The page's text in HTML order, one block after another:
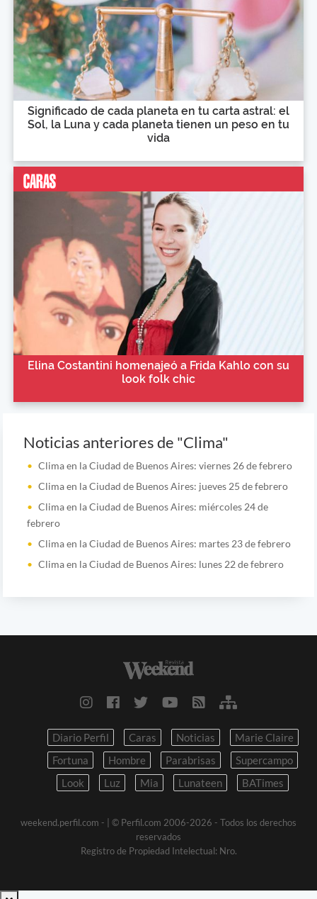
Significado de cada planeta en tu carta astral: el
Sol, la Luna y cada planeta tienen un peso en tu
vida
Elina Costantini homenajeó a Frida Kahlo con su
look folk chic
Noticias anteriores de "Clima"
Clima en la Ciudad de Buenos Aires: viernes 26 de febrero
Clima en la Ciudad de Buenos Aires: jueves 25 de febrero
Clima en la Ciudad de Buenos Aires: miércoles 24 de
febrero
Clima en la Ciudad de Buenos Aires: martes 23 de febrero
Clima en la Ciudad de Buenos Aires: lunes 22 de febrero
Diario Perfil Caras Noticias
Marie Claire
Fortuna
Hombre Parabrisas
Supercampo
Look
Luz Mia Lunateen BATimes
weekend.perfil.com -
| © Perfil.com 2006-2026 - Todos los derechos
reservados
Registro de Propiedad Intelectual: Nro.